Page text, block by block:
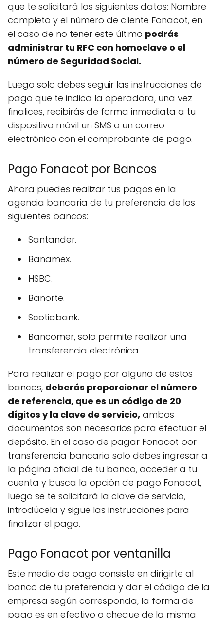
que te solicitará los siguientes datos: Nombre
completo y el número de cliente Fonacot, en
el caso de no tener este último podrás
administrar tu RFC con homoclave o el
número de Seguridad Social.
Luego solo debes seguir las instrucciones de
pago que te indica la operadora, una vez
finalices, recibirás de forma inmediata a tu
dispositivo móvil un SMS o un correo
electrónico con el comprobante de pago.
Pago Fonacot por Bancos
Ahora puedes realizar tus pagos en la
agencia bancaria de tu preferencia de los
siguientes bancos:
Santander.
Banamex.
HSBC.
Banorte.
Scotiabank.
Bancomer, solo permite realizar una
transferencia electrónica.
Para realizar el pago por alguno de estos
bancos, deberás proporcionar el número
de referencia, que es un código de 20
dígitos y la clave de servicio, ambos
documentos son necesarios para efectuar el
depósito. En el caso de pagar Fonacot por
transferencia bancaria solo debes ingresar a
la página oficial de tu banco, acceder a tu
cuenta y busca la opción de pago Fonacot,
luego se te solicitará la clave de servicio,
introdúcela y sigue las instrucciones para
finalizar el pago.
Pago Fonacot por ventanilla
Este medio de pago consiste en dirigirte al
banco de tu preferencia y dar el código de la
empresa según corresponda, la forma de
pago es en efectivo o cheque de la misma